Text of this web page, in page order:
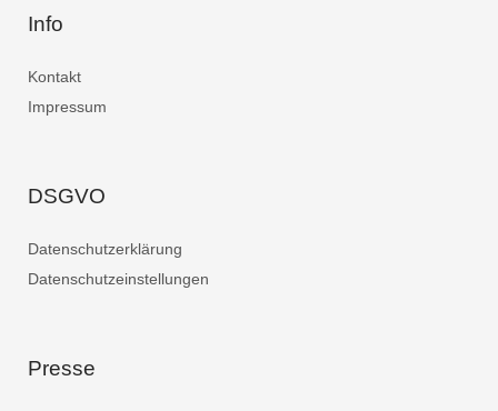
Info
Kontakt
Impressum
DSGVO
Datenschutzerklärung
Datenschutzeinstellungen
Presse